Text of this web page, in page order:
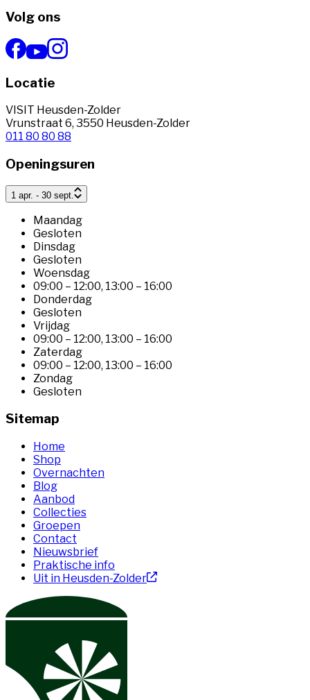
Volg ons
Locatie
VISIT Heusden-Zolder
Vrunstraat 6, 3550 Heusden-Zolder
011 80 80 88
Openingsuren
1 apr. - 30 sept.
Maandag
Gesloten
Dinsdag
Gesloten
Woensdag
09:00 – 12:00, 13:00 – 16:00
Donderdag
Gesloten
Vrijdag
09:00 – 12:00, 13:00 – 16:00
Zaterdag
09:00 – 12:00, 13:00 – 16:00
Zondag
Gesloten
Sitemap
Home
Shop
Overnachten
Blog
Aanbod
Collecties
Groepen
Contact
Nieuwsbrief
Praktische info
Uit in Heusden-Zolder